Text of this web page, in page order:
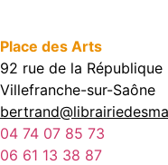
Place des Arts
92 rue de la République
Villefranche-sur-Saône
04 74 07 85 73
06 61 13 38 87